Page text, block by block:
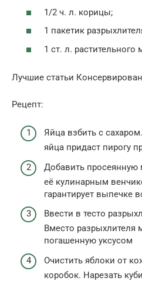
1/2 ч. л. корицы;
1 пакетик
1 ст. л. растительного
Лучшие статьи
Рецепт:
Яйца взбить с
яйца придаст пирогу
Добавить просеянную
её кулинарным
гарантирует выпечке
Ввести в тесто
Вместо разрыхлителя
погашенную уксусом
Очистить яблоки от
коробок. Нарезать